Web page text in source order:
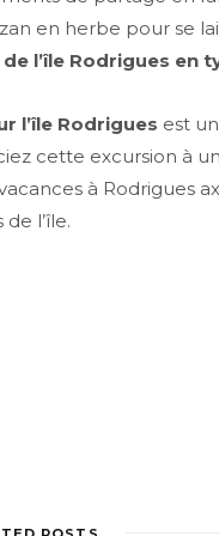
en herbe pour se
l’île Rodrigues en
l’île Rodrigues est
cette excursion à
à Rodrigues
l’île.